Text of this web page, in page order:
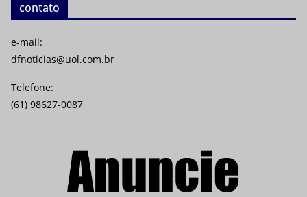
contato
e-mail:
dfnoticias@uol.com.br
Telefone:
(61) 98627-0087